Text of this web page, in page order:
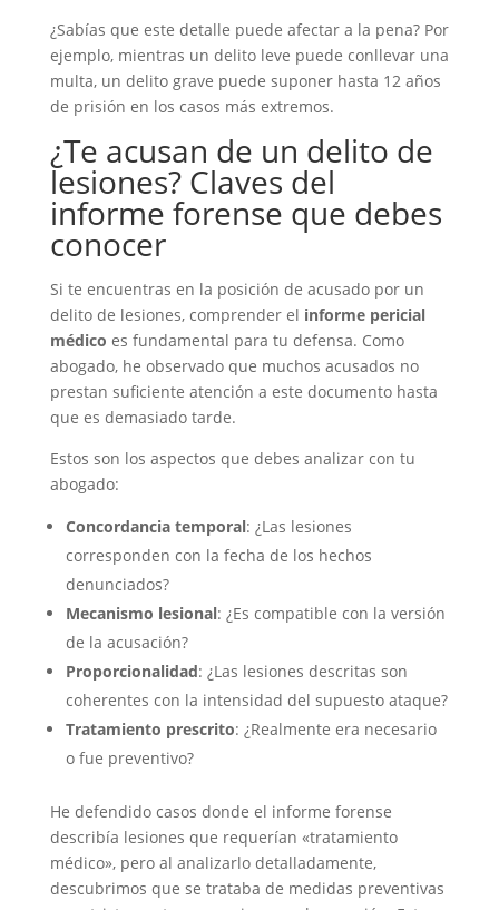
¿Sabías que este detalle puede afectar a la pena? Por
ejemplo, mientras un delito leve puede conllevar una
multa, un delito grave puede suponer hasta 12 años
de prisión en los casos más extremos.
¿Te acusan de un delito de
lesiones? Claves del
informe forense que debes
conocer
Si te encuentras en la posición de acusado por un
delito de lesiones, comprender el informe pericial
médico es fundamental para tu defensa. Como
abogado, he observado que muchos acusados no
prestan suficiente atención a este documento hasta
que es demasiado tarde.
Estos son los aspectos que debes analizar con tu
abogado:
Concordancia temporal: ¿Las lesiones
corresponden con la fecha de los hechos
denunciados?
Mecanismo lesional: ¿Es compatible con la versión
de la acusación?
Proporcionalidad: ¿Las lesiones descritas son
coherentes con la intensidad del supuesto ataque?
Tratamiento prescrito: ¿Realmente era necesario
o fue preventivo?
He defendido casos donde el informe forense
describía lesiones que requerían «tratamiento
médico», pero al analizarlo detalladamente,
descubrimos que se trataba de medidas preventivas